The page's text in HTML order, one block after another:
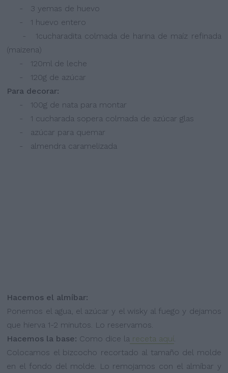
- 3 yemas de huevo
- 1 huevo entero
- 1cucharadita colmada de harina de maíz refinada
(maizena)
- 120ml de leche
- 120g de azúcar
Para decorar:
- 100g de nata para montar
- 1 cucharada sopera colmada de azúcar glas
- azúcar para quemar
- almendra caramelizada
Hacemos el almíbar:
Ponemos el agua, el azúcar y el wisky al fuego y dejamos
que hierva 1-2 minutos. Lo reservamos.
Hacemos la base: Como dice la receta aquí.
Colocamos el bizcocho recortado al tamaño del molde
en el fondo del molde. Lo remojamos con el almíbar y